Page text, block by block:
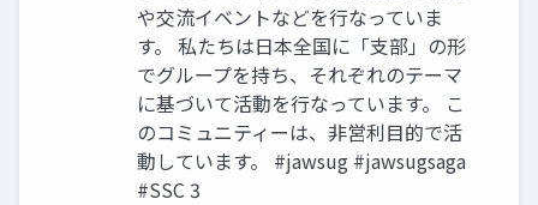
や交流イベントなどを行なっていま
す。 私たちは日本全国に「支部」の形
でグループを持ち、それぞれのテーマ
に基づいて活動を行なっています。 こ
のコミュニティーは、非営利目的で活
動しています。 #jawsug #jawsugsaga
#SSC 3